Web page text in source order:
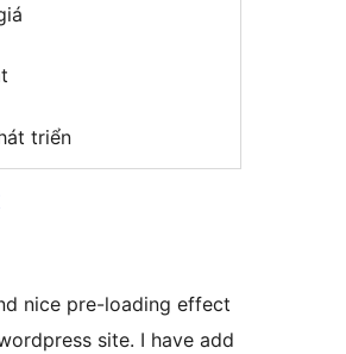
triển
nice pre-loading effect
site. I have add